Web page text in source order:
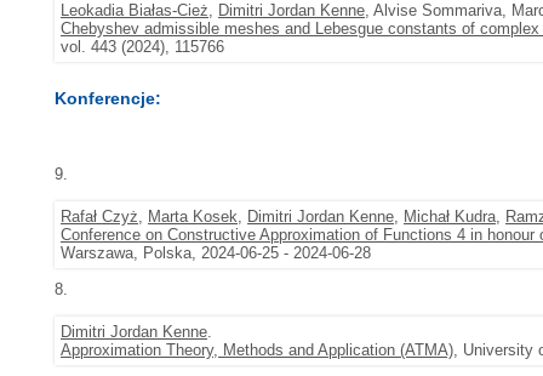
Leokadia Białas-Cież, Dimitri Jordan Kenne, Alvise Sommariva,
Chebyshev admissible meshes and Lebesgue constants of
vol. 443 (2024), 115766
Konferencje:
9.
Rafał Czyż, Marta Kosek, Dimitri Jordan Kenne, Michał Kudra,
Conference on Constructive Approximation of Functions 4 in
Warszawa, Polska, 2024-06-25 - 2024-06-28
8.
Dimitri Jordan Kenne.
Approximation Theory, Methods and Application (ATMA), University